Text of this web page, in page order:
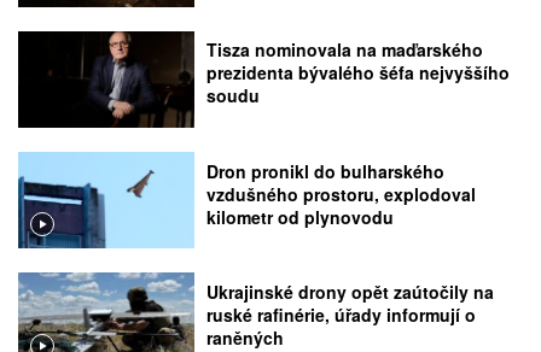
Tisza nominovala na maďarského
prezidenta bývalého šéfa nejvyššího
soudu
Dron pronikl do bulharského
vzdušného prostoru, explodoval
kilometr od plynovodu
Ukrajinské drony opět zaútočily na
ruské rafinérie, úřady informují o
raněných